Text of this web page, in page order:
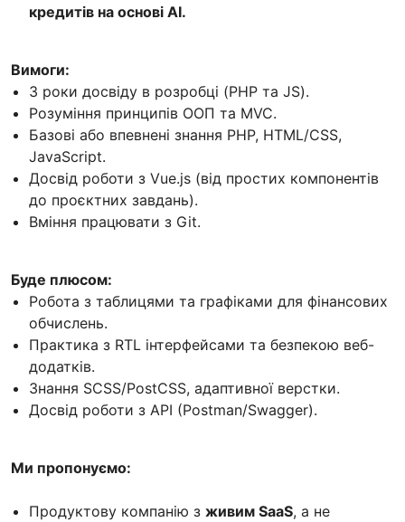
кредитів на основі AI.
Вимоги:
3 роки досвіду в розробці (PHP та JS).
Розуміння принципів ООП та MVC.
Базові або впевнені знання PHP, HTML/CSS,
JavaScript.
Досвід роботи з Vue.js (від простих компонентів
до проєктних завдань).
Вміння працювати з Git.
Буде плюсом:
Робота з таблицями та графіками для фінансових
обчислень.
Практика з RTL інтерфейсами та безпекою веб-
додатків.
Знання SCSS/PostCSS, адаптивної верстки.
Досвід роботи з API (Postman/Swagger).
Ми пропонуємо:
Продуктову компанію з живим SaaS, а не